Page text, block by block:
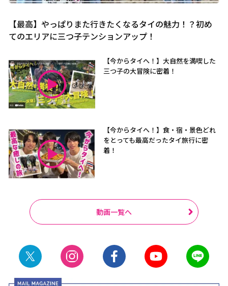
【最高】やっぱりまた行きたくなるタイの魅力！？初め
てのエリアに三つ子テンションアップ！
【今からタイへ！】大自然を満喫した
三つ子の大冒険に密着！
【今からタイへ！】食・宿・景色どれ
をとっても最高だったタイ旅行に密
着！
動画一覧へ